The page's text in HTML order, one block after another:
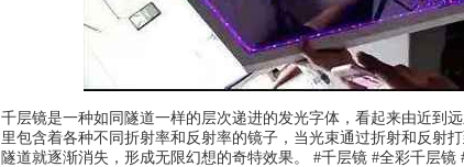
千层镜是一种如同隧道一样的层次递进的发光字体，看起来由近到
里包含着各种不同折射率和反射率的镜子，当光束通过折射和反射
隧道就逐渐消失，形成无限幻想的奇特效果。 #千层镜 #全彩千层